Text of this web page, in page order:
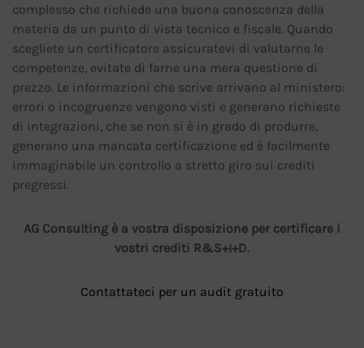
complesso che richiede una buona conoscenza della
materia da un punto di vista tecnico e fiscale. Quando
scegliete un certificatore assicuratevi di valutarne le
competenze, evitate di farne una mera questione di
prezzo. Le informazioni che scrive arrivano al ministero:
errori o incogruenze vengono visti e generano richieste
di integrazioni, che se non si è in grado di produrre,
generano una mancata certificazione ed è facilmente
immaginabile un controllo a stretto giro sui crediti
pregressi.
AG Consulting è a vostra disposizione per certificare i
vostri crediti R&S+I+D.
Contattateci per un audit gratuito